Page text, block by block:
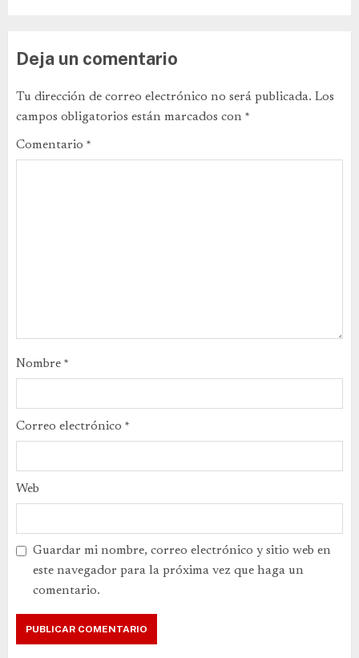
Deja un comentario
Tu dirección de correo electrónico no será publicada. Los
campos obligatorios están marcados con *
Comentario *
Nombre *
Correo electrónico *
Web
Guardar mi nombre, correo electrónico y sitio web en
este navegador para la próxima vez que haga un
comentario.